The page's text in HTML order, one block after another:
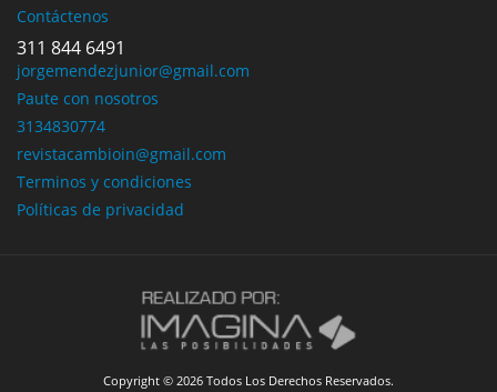
Contáctenos
311 844 6491
jorgemendezjunior@gmail.com
Paute con nosotros
3134830774
revistacambioin@gmail.com
Terminos y condiciones
Políticas de privacidad
Copyright © 2026 Todos Los Derechos Reservados.